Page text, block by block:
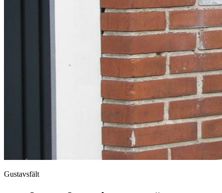
Gustavsfält